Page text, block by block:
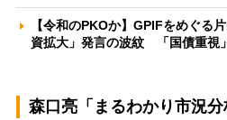
【令和のPKOか】GPIFをめぐる
資拡大」発言の波紋 「国債重視
森口亮「まるわかり市況分